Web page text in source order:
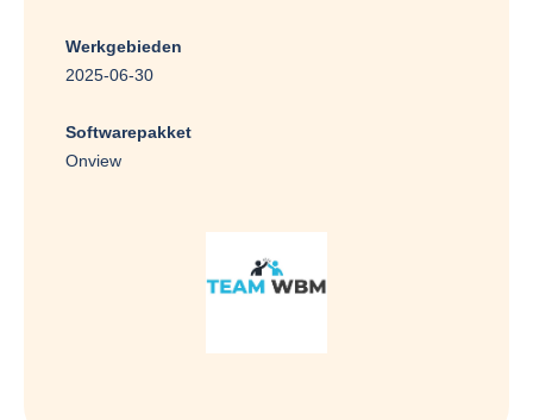
Werkgebieden
2025-06-30
Softwarepakket
Onview